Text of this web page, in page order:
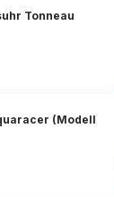
Tonneau
(Modell